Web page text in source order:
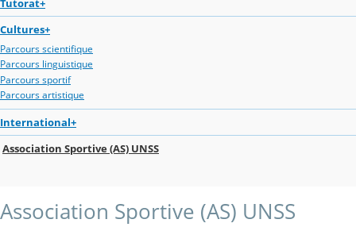
Cultures+
Parcours scientifique
Parcours linguistique
Parcours sportif
Parcours artistique
International+
Association Sportive (AS) UNSS
Association Sportive (AS) UNSS